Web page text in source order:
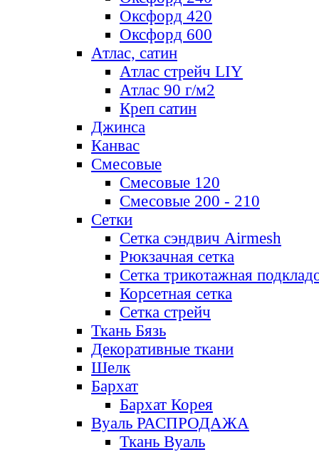
Оксфорд 420
Оксфорд 600
Атлас, сатин
Атлас стрейч LIY
Атлас 90 г/м2
Креп сатин
Джинса
Канвас
Смесовые
Смесовые 120
Смесовые 200 - 210
Сетки
Сетка сэндвич Airmesh
Рюкзачная сетка
Сетка трикотажная
Корсетная сетка
Сетка стрейч
Ткань Бязь
Декоративные ткани
Шелк
Бархат
Бархат Корея
Вуаль РАСПРОДАЖА
Ткань Вуаль